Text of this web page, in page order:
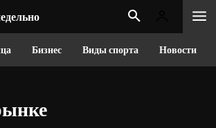
Бизнес Виды спорта Новости